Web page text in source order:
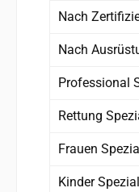
Nach
Nach
Professional
Rettung
Frauen Spezial
Kinder Spezial